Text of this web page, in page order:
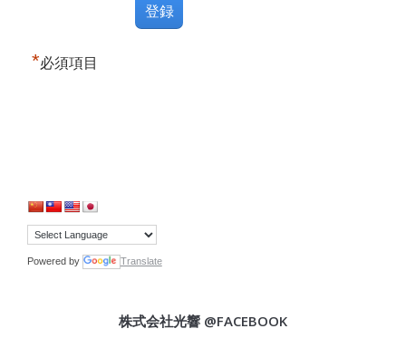
*必須項目
Powered by Translate
株式会社光響 @FACEBOOK